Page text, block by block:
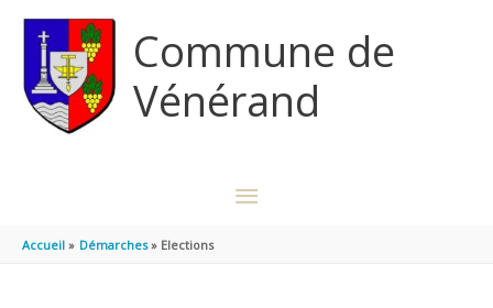
Commune de
Vénérand
MENU
Accueil Démarches Elections